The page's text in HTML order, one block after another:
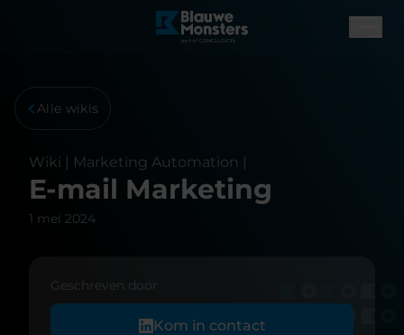
Alle wikis
Wiki | Marketing Automation |
E-mail Marketing
1 mei 2024
Geschreven door
Kom in contact